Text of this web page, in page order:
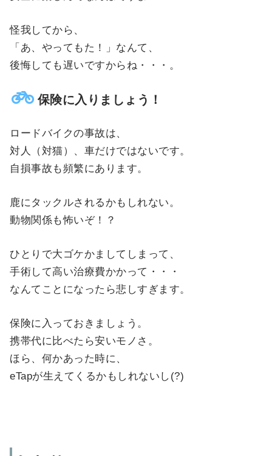
怪我してから、
「あ、やってもた！」なんて、
後悔しても遅いですからね・・・。
保険に入りましょう！
ロードバイクの事故は、
対人（対猫）、車だけではないです。
自損事故も頻繁にあります。
鹿にタックルされるかもしれない。
動物関係も怖いぞ！？
ひとりで大ゴケかましてしまって、
手術して高い治療費かかって・・・
なんてことになったら悲しすぎます。
保険に入っておきましょう。
携帯代に比べたら安いモノさ。
ほら、何かあった時に、
eTapが生えてくるかもしれないし(?)